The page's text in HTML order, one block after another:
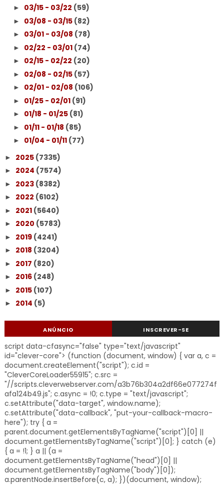
► 03/15 - 03/22 (59)
► 03/08 - 03/15 (82)
► 03/01 - 03/08 (78)
► 02/22 - 03/01 (74)
► 02/15 - 02/22 (20)
► 02/08 - 02/15 (57)
► 02/01 - 02/08 (106)
► 01/25 - 02/01 (91)
► 01/18 - 01/25 (81)
► 01/11 - 01/18 (85)
► 01/04 - 01/11 (77)
► 2025 (7335)
► 2024 (7574)
► 2023 (8382)
► 2022 (6102)
► 2021 (5640)
► 2020 (5783)
► 2019 (4241)
► 2018 (3204)
► 2017 (820)
► 2016 (248)
► 2015 (107)
► 2014 (5)
ANÚNCIO INSCREVER-SE
script data-cfasync="false" type="text/javascript"
id="clever-core"> (function (document, window) { var a, c =
document.createElement("script"); c.id =
"CleverCoreLoader55915"; c.src =
"//scripts.cleverwebserver.com/a3b76b304a2df66e077274f
afa124b49.js"; c.async = !0; c.type = "text/javascript";
c.setAttribute("data-target", window.name);
c.setAttribute("data-callback", "put-your-callback-macro-
here"); try { a =
parent.document.getElementsByTagName("script")[0] ||
document.getElementsByTagName("script")[0]; } catch (e)
{ a = !1; } a || (a =
document.getElementsByTagName("head")[0] ||
document.getElementsByTagName("body")[0]);
a.parentNode.insertBefore(c, a); })(document, window);